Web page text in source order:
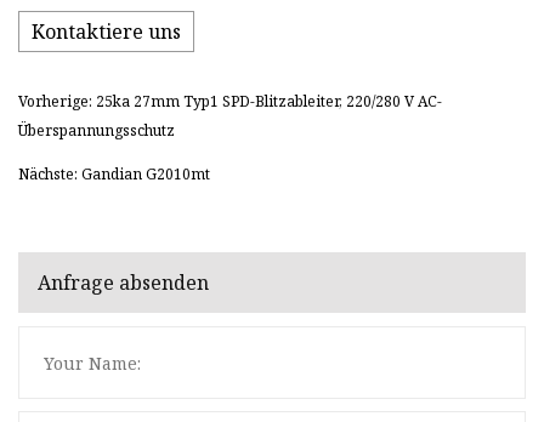
Kontaktiere uns
Vorherige: 25ka 27mm Typ1 SPD-Blitzableiter, 220/280 V AC-
Überspannungsschutz
Nächste: Gandian G2010mt
Anfrage absenden